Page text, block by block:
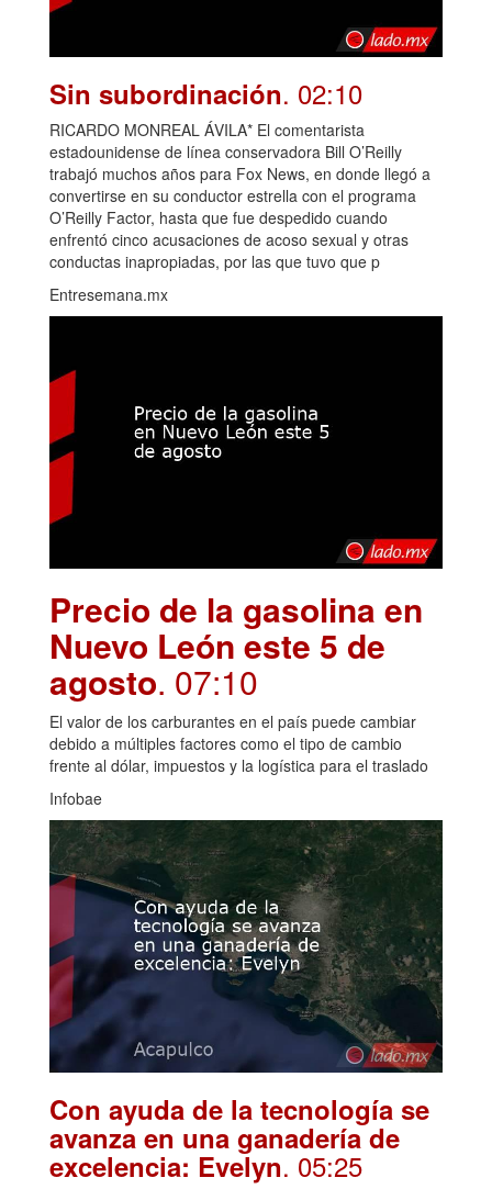
Sin subordinación. 02:10
RICARDO MONREAL ÁVILA* El comentarista
estadounidense de línea conservadora Bill O’Reilly
trabajó muchos años para Fox News, en donde llegó a
convertirse en su conductor estrella con el programa
O’Reilly Factor, hasta que fue despedido cuando
enfrentó cinco acusaciones de acoso sexual y otras
conductas inapropiadas, por las que tuvo que p
Entresemana.mx
Precio de la gasolina en
Nuevo León este 5 de
agosto. 07:10
El valor de los carburantes en el país puede cambiar
debido a múltiples factores como el tipo de cambio
frente al dólar, impuestos y la logística para el traslado
Infobae
Con ayuda de la tecnología se
avanza en una ganadería de
excelencia: Evelyn. 05:25